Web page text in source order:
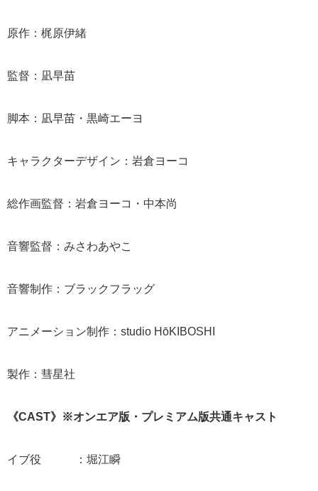
原作：梶原伊緒
監督：凪早苗
脚本：凪早苗・黒崎エーヨ
キャラクターデザイン：岩倉ヨーコ
総作画監督：岩倉ヨーコ・中本尚
音響監督：みさわあやこ
音響制作：ブラックフラッグ
アニメーション制作：studio HōKIBOSHI
製作：彗星社
《CAST》※オンエア版・プレミアム版共通キャスト
イブ役 ：堀江瞬